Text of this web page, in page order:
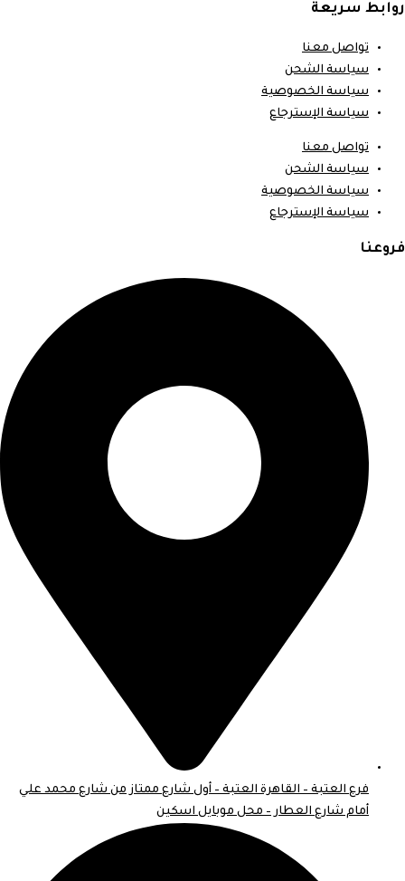
روابط سريعة
تواصل معنا
سياسة الشحن
سياسة الخصوصية
سياسة الإسترجاع
تواصل معنا
سياسة الشحن
سياسة الخصوصية
سياسة الإسترجاع
فروعنا
فرع العتبة – القاهرة العتبة – أول شارع ممتاز من شارع محمد علي
أمام شارع العطار – محل موبايل اسكين